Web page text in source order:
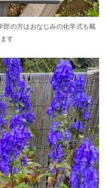
の方はおなじみの化学式も載
す